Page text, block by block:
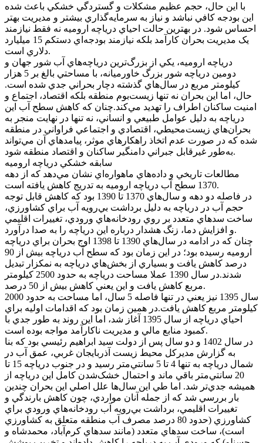
با اين حال، حجم عظيم مشکلات و گستردگي خشکي باعث شده
اين بودجه کافي نباشد و نياز به سرمايه‌گذاري بيشتر و مديريت بهتر
احساس شود. در بهترين حالت احياي درياچه اروميه نه فقط نيازمند
يک مديريت بحران کارآمد بلکه نيازمند بودجه‌اي دستکم 15 ميليارد
دلاري است.
درياچه اروميه، يکي از بزرگ‌ترين درياچه‌هاي آب شور جهان و
دومين درياچه شور بزرگ خاورميانه، با مساحتي بالغ بر 5 هزار
کيلومتر مربع در سال‌هاي گذشته دچار بحراني جدي شده است.
حال، اما اين بحران نه تنها زيست‌بوم منطقه بلکه اقتصاد، اجتماع و
امنيت ساکنان اطراف را تهديد مي‌کند.چنان که کاهش سطح آب اين
درياچه به دليل عوامل طبيعي و انساني، نه تنها در نهايت منجر به
بحران‌هاي زيست‌محيطي، اقتصادي و اجتماعي فراواني در منطقه
شده که در صورت عدم اتخاذ راهکار‌هاي موثر، پيامد‌هاي آن مي‌تواند
به‌طور غيرقابل جبراني دامنگير ساکنان و اقتصاد منطقه شود.
سابقه خشکي درياچه اروميه
مطالعات تاريخي و داده‌هاي ماهواره‌اي نشان مي‌دهد که از دهه
1370 سطح آب درياچه اروميه به تدريج کاهش يافته است.
در فاصله دو دهه و سال‌هاي 1370 تا 1390 بود که کاهش قابل توجه
حجم آب در درياچه به دليل برداشت بي‌رويه آب براي کشاورزي،
ساخت سد‌هاي متعدد بر روي رودخانه‌هاي ورودي، تغييرات اقليمي
و افزايش دما، زنگ هشدار درباره اين درياچه را به صدا درآورد.
چنان که در ادامه در سال‌هاي 1390 تا 1398 اوج بحران براي درياچه
اروميه رسيده بود؛ در اين زمان بود که سطح آب درياچه بيش از 90
درصد کاهش يافت و بسياري از بخش‌هاي درياچه به نمکزار تبديل
شدند.در سال 1390 عملا مساحت درياچه به حدود 2500 کيلومتر
مربع کاهش يافت و اين يعني کاهش بيش از 50 درصد.
سال 1395 نيز يعني در تنها فاصله 5 سال، اما مساحت به حدود 2000
کيلومتر مربع کاهش يافت.در همين زمان بود که اقدامات اوليه براي
احياي درياچه از سال 1395 آغاز شد، اما اين روند به طور جدي با
کمبود منابع مالي و مديريت ناکارآمد مواجه بوده است.
در سال 1402 و دو سال پس از دولت سيد ابراهيم رئيسي بود که بنا
به گزارش مديرکل محيط زيست آذربايجان غربي، عمق آب در
شمال درياچه به تنها 4 تا 5 سانتي‌متر رسيد و در جنوب درياچه 15 تا
20 سانتي‌متر باقي ماند و احتمال خشک‌شدن کامل اين درياچه از
هميشه جدي‌تر شد. اما طي اين سال‌ها علل اصلي اين بحران چندين
بار بررسي شد که از جمله آنان مواردي، چون کاهش بارندگي و
تغييرات اقليمي، برداشت بي‌رويه آب رودخانه‌هاي ورودي براي
کشاورزي (حدود 80 درصد مصرف آب منطقه متعلق به کشاورزي
است)، ساخت سد‌هاي متعدد (مانند سد‌هاي کرم‌آباد، محمدشاه و